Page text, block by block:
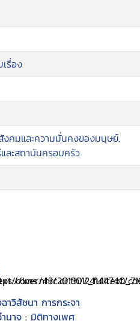
รื่อง
คมและความมั่นคงของมนุษย์.
ละสถาบันครอบครัว
าวิสัชนา การกระจา
นาจ : มิติทางเพศ